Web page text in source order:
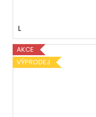
L
AKCE
VÝPRODEJ